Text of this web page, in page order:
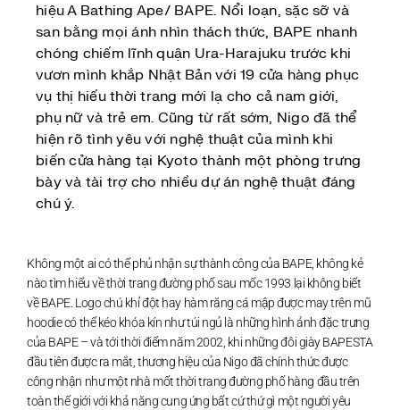
hiệu A Bathing Ape/ BAPE. Nổi loạn, sặc sỡ và
san bằng mọi ánh nhìn thách thức, BAPE nhanh
chóng chiếm lĩnh quận Ura-Harajuku trước khi
vươn mình khắp Nhật Bản với 19 cửa hàng phục
vụ thị hiếu thời trang mới lạ cho cả nam giới,
phụ nữ và trẻ em. Cũng từ rất sớm, Nigo đã thể
hiện rõ tình yêu với nghệ thuật của mình khi
biến cửa hàng tại Kyoto thành một phòng trưng
bày và tài trợ cho nhiều dự án nghệ thuật đáng
chú ý.
Không một ai có thể phủ nhận sự thành công của BAPE, không kẻ
nào tìm hiểu về thời trang đường phố sau mốc 1993 lại không biết
về BAPE. Logo chú khỉ đột hay hàm răng cá mập được may trên mũ
hoodie có thể kéo khóa kín như túi ngủ là những hình ảnh đặc trưng
của BAPE – và tới thời điểm năm 2002, khi những đôi giày BAPESTA
đầu tiên được ra mắt, thương hiệu của Nigo đã chính thức được
công nhận như một nhà mốt thời trang đường phố hàng đầu trên
toàn thế giới với khả năng cung ứng bất cứ thứ gì một người yêu